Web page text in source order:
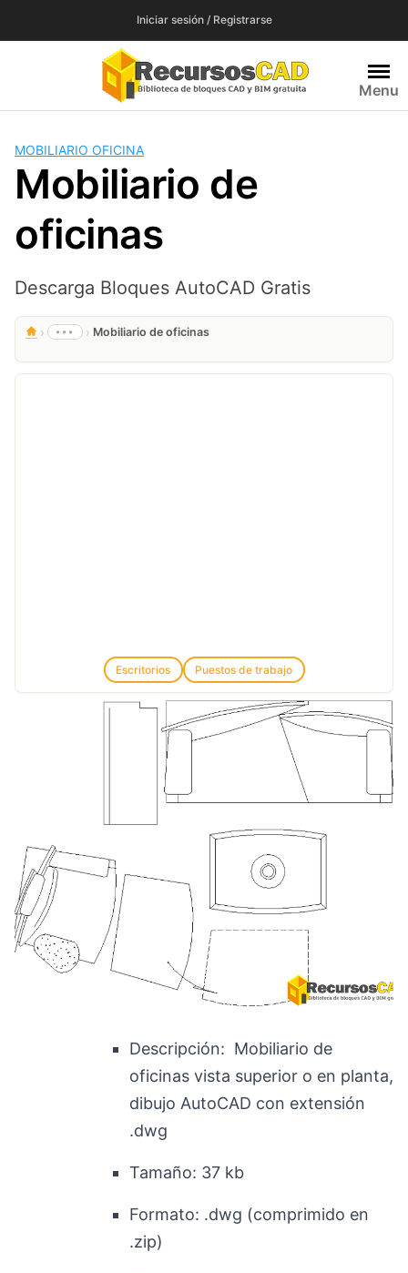
Iniciar sesión / Registrarse
Menu
MOBILIARIO OFICINA
Mobiliario de
oficinas
Descarga Bloques AutoCAD Gratis
› ••• › Mobiliario de oficinas
Escritorios Puestos de trabajo
Descripción: Mobiliario de
oficinasvista superior o en planta,
dibujo AutoCAD con extensión
.dwg
Tamaño: 37 kb
Formato: .dwg (comprimido en
.zip)